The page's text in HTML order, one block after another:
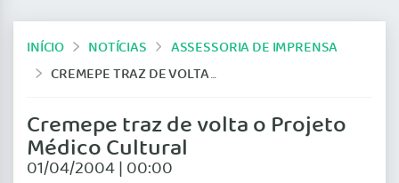
INÍCIO NOTÍCIAS
ASSESSORIA DE IMPRENSA
CREMEPE TRAZ DE VOLTA O PROJETO MÉDICO CULTURAL
Cremepe traz de volta o Projeto
Médico Cultural
01/04/2004 | 00:00